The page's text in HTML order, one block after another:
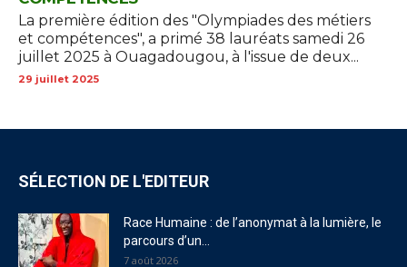
La première édition des "Olympiades des métiers
et compétences", a primé 38 lauréats samedi 26
juillet 2025 à Ouagadougou, à l'issue de deux...
29 juillet 2025
SÉLECTION DE L'EDITEUR
Race Humaine : de l’anonymat à la lumière, le
parcours d’un...
7 août 2026